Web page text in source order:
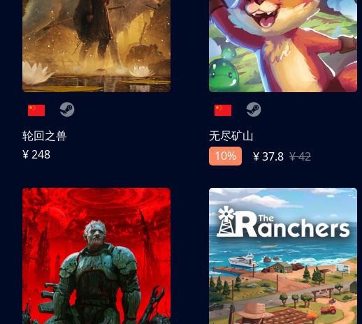
轮回之兽
¥ 248
无尽矿山
10%
¥ 37.8 ¥ 42